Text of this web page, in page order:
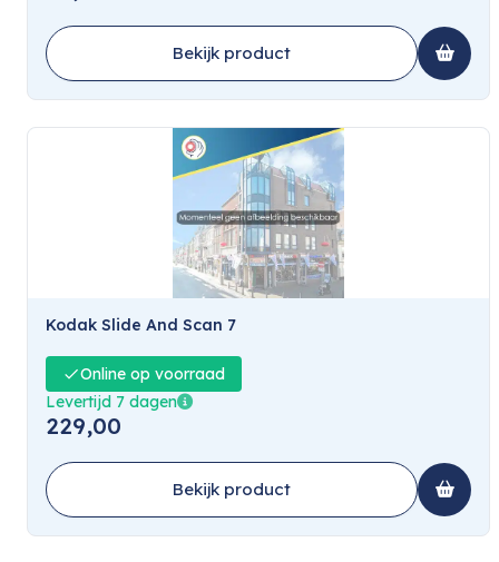
Bekijk product
Kodak Slide And Scan 7
Online op voorraad
Levertijd 7 dagen
229,00
Bekijk product